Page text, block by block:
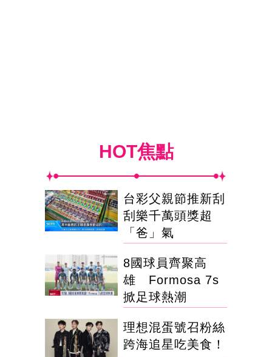
HOT焦點
台彩父親節推新刮
刮樂千萬頭獎超
「爸」氣
8國球員齊聚高
雄 Formosa 7s
掀足球熱潮
理想混蛋號召粉絲
跨海追星吃美食！